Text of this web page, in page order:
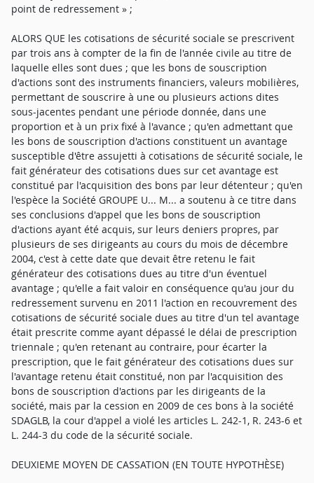
point de redressement » ;
ALORS QUE les cotisations de sécurité sociale se prescrivent
par trois ans à compter de la fin de l'année civile au titre de
laquelle elles sont dues ; que les bons de souscription
d'actions sont des instruments financiers, valeurs mobilières,
permettant de souscrire à une ou plusieurs actions dites
sous-jacentes pendant une période donnée, dans une
proportion et à un prix fixé à l'avance ; qu'en admettant que
les bons de souscription d'actions constituent un avantage
susceptible d'être assujetti à cotisations de sécurité sociale, le
fait générateur des cotisations dues sur cet avantage est
constitué par l'acquisition des bons par leur détenteur ; qu'en
l'espèce la Société GROUPE U... M... a soutenu à ce titre dans
ses conclusions d'appel que les bons de souscription
d'actions ayant été acquis, sur leurs deniers propres, par
plusieurs de ses dirigeants au cours du mois de décembre
2004, c'est à cette date que devait être retenu le fait
générateur des cotisations dues au titre d'un éventuel
avantage ; qu'elle a fait valoir en conséquence qu'au jour du
redressement survenu en 2011 l'action en recouvrement des
cotisations de sécurité sociale dues au titre d'un tel avantage
était prescrite comme ayant dépassé le délai de prescription
triennale ; qu'en retenant au contraire, pour écarter la
prescription, que le fait générateur des cotisations dues sur
l'avantage retenu était constitué, non par l'acquisition des
bons de souscription d'actions par les dirigeants de la
société, mais par la cession en 2009 de ces bons à la société
SDAGLB, la cour d'appel a violé les articles L. 242-1, R. 243-6 et
L. 244-3 du code de la sécurité sociale.
DEUXIEME MOYEN DE CASSATION (EN TOUTE HYPOTHÈSE)